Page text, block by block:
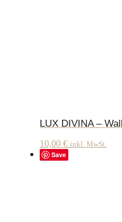
LUX DIVINA –
10,00 € inkl. MwSt.
Save